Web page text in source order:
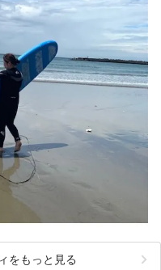
をもっと見る